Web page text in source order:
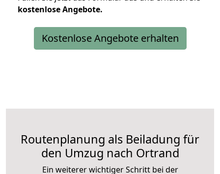
kostenloseAngebote.
Kostenlose Angebote erhalten
Routenplanung als Beiladung für
den Umzug nach Ortrand
Ein weiterer wichtiger Schritt bei der